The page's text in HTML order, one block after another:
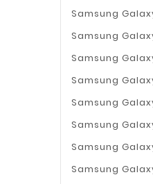
Samsung
Samsung
Samsung
Samsung
Samsung
Samsung
Samsung
Samsung